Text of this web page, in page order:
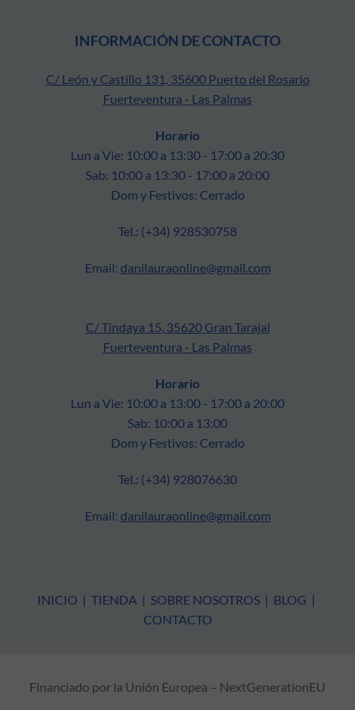
INFORMACIÓN DE CONTACTO
C/ León y Castillo 131, 35600 Puerto del Rosario
Fuerteventura - Las Palmas
Horario
Lun a Vie: 10:00 a 13:30 - 17:00 a 20:30
Sab: 10:00 a 13:30 - 17:00 a 20:00
Dom y Festivos: Cerrado
Tel.: (+34) 928530758
Email: danilauraonline@gmail.com
C/ Tindaya 15, 35620 Gran Tarajal
Fuerteventura - Las Palmas
Horario
Lun a Vie: 10:00 a 13:00 - 17:00 a 20:00
Sab: 10:00 a 13:00
Dom y Festivos: Cerrado
Tel.: (+34) 928076630
Email: danilauraonline@gmail.com
INICIO | TIENDA | SOBRE NOSOTROS | BLOG |
CONTACTO
Financiado por la Unión Europea – NextGenerationEU